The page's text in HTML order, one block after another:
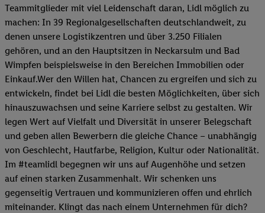
Teammitglieder mit viel Leidenschaft daran, Lidl möglich zu
machen: In 39 Regionalgesellschaften deutschlandweit, zu
denen unsere Logistikzentren und über 3.250 Filialen
gehören, und an den Hauptsitzen in Neckarsulm und Bad
Wimpfen beispielsweise in den Bereichen Immobilien oder
Einkauf.Wer den Willen hat, Chancen zu ergreifen und sich zu
entwickeln, findet bei Lidl die besten Möglichkeiten, über sich
hinauszuwachsen und seine Karriere selbst zu gestalten. Wir
legen Wert auf Vielfalt und Diversität in unserer Belegschaft
und geben allen Bewerbern die gleiche Chance – unabhängig
von Geschlecht, Hautfarbe, Religion, Kultur oder Nationalität.
Im #teamlidl begegnen wir uns auf Augenhöhe und setzen
auf einen starken Zusammenhalt. Wir schenken uns
gegenseitig Vertrauen und kommunizieren offen und ehrlich
miteinander. Klingt das nach einem Unternehmen für dich?